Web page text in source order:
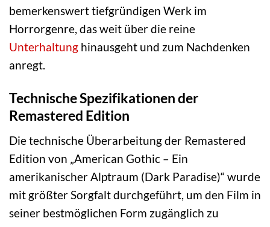
bemerkenswert tiefgründigen Werk im
Horrorgenre, das weit über die reine
Unterhaltung hinausgeht und zum Nachdenken
anregt.
Technische Spezifikationen der
Remastered Edition
Die technische Überarbeitung der Remastered
Edition von „American Gothic – Ein
amerikanischer Alptraum (Dark Paradise)“ wurde
mit größter Sorgfalt durchgeführt, um den Film in
seiner bestmöglichen Form zugänglich zu